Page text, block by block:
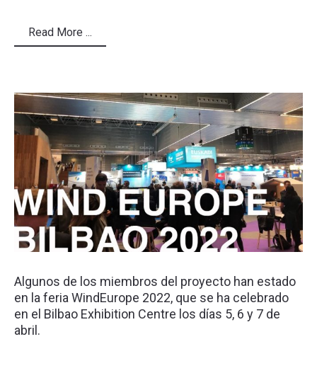
Read More ...
Algunos de los miembros del proyecto han estado
en la feria WindEurope 2022, que se ha celebrado
en el Bilbao Exhibition Centre los días 5, 6 y 7 de
abril.